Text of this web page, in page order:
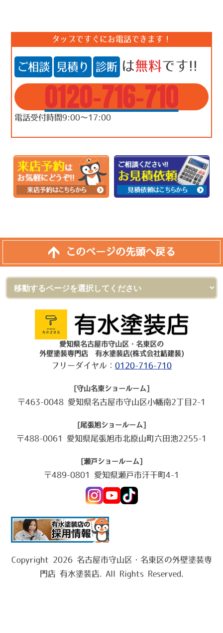
タップですぐにお電話できます！
ご相談 見積り 診断 は無料です!!
0120-716-710
電話受付時間9:00～17:00
このページの先頭へ戻る
愛知県名古屋市守山区・名東区の
外壁塗装専門店 有水塗装店(株式会社結建装)
フリーダイヤル： 0120-716-710
[守山名東ショールーム]
〒463-0048 愛知県名古屋市守山区小幡南2丁目2-1
[尾張旭ショールーム]
〒488-0061 愛知県尾張旭市北原山町六田池2255-1
[瀬戸ショールーム]
〒489-0801 愛知県瀬戸市汗干町4-1
Copyright 2026 名古屋市守山区・名東区の外壁塗装専
門店 有水塗装店. All Rights Reserved.